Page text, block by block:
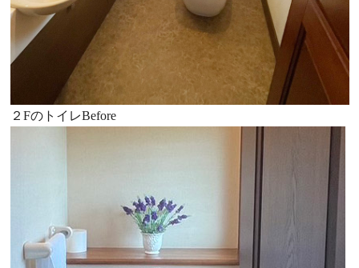
２FのトイレBefore